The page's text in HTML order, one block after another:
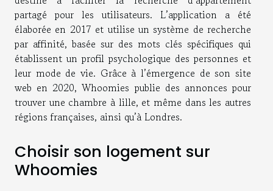
partagé pour les utilisateurs. L’application a été
élaborée en 2017 et utilise un système de recherche
par affinité, basée sur des mots clés spécifiques qui
établissent un profil psychologique des personnes et
leur mode de vie. Grâce à l’émergence de son site
web en 2020, Whoomies publie des annonces pour
trouver une chambre à lille, et même dans les autres
régions françaises, ainsi qu’à Londres.
Choisir son logement sur
Whoomies